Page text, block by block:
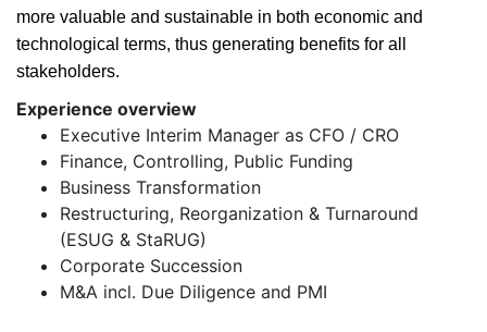
more valuable and sustainable in both economic and
technological terms, thus generating benefits for all
stakeholders.
Experience overview
Executive Interim Manager as CFO / CRO
Finance, Controlling, Public Funding
Business Transformation
Restructuring, Reorganization & Turnaround
(ESUG & StaRUG)
Corporate Succession
M&A incl. Due Diligence and PMI